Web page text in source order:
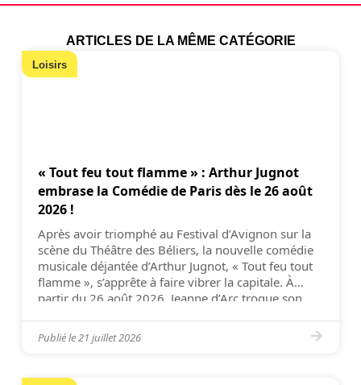
ARTICLES DE LA MÊME CATÉGORIE
Loisirs
« Tout feu tout flamme » : Arthur Jugnot
embrase la Comédie de Paris dès le 26 août
2026 !
Après avoir triomphé au Festival d’Avignon sur la
scène du Théâtre des Béliers, la nouvelle comédie
musicale déjantée d’Arthur Jugnot, « Tout feu tout
flamme », s’apprête à faire vibrer la capitale. À
partir du 26 août 2026, Jeanne d’Arc troque son
la Comédie de Paris pour […]
Publié le21 juillet 2026